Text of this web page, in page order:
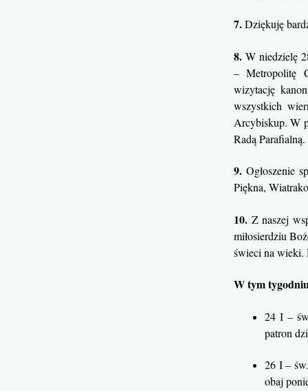
7.Dziękuję
8. W niedzielę
– Metropolitę
wizytację
wszystkich
Arcybiskup. W
Radą Parafialną.
9.Ogłoszenie
Piękna,
10. Z naszej
miłosierdziu
świeci na wieki.
W tym
24 I –
patron
26 I –
obaj